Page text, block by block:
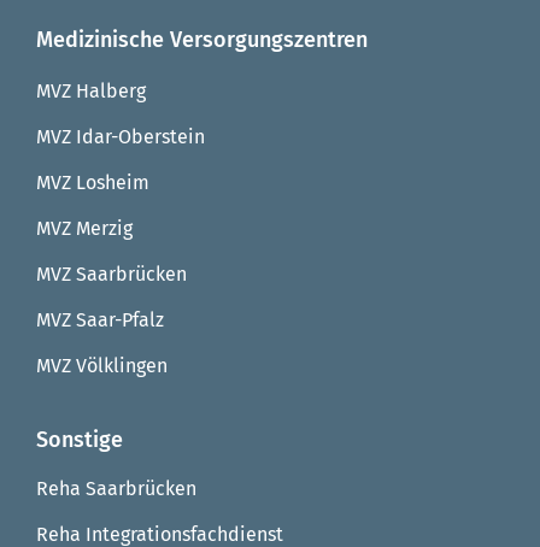
Medizinische Versorgungszentren
MVZ Halberg
MVZ Idar-Oberstein
MVZ Losheim
MVZ Merzig
MVZ Saarbrücken
MVZ Saar-Pfalz
MVZ Völklingen
Sonstige
Reha Saarbrücken
Reha Integrationsfachdienst